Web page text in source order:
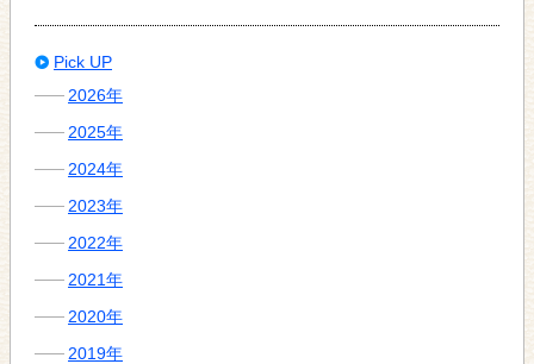
Pick UP
2026年
2025年
2024年
2023年
2022年
2021年
2020年
2019年